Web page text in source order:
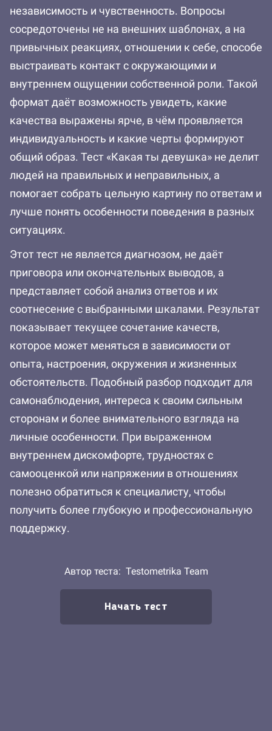
независимость и чувственность. Вопросы
сосредоточены не на внешних шаблонах, а на
привычных реакциях, отношении к себе, способе
выстраивать контакт с окружающими и
внутреннем ощущении собственной роли. Такой
формат даёт возможность увидеть, какие
качества выражены ярче, в чём проявляется
индивидуальность и какие черты формируют
общий образ. Тест «Какая ты девушка» не делит
людей на правильных и неправильных, а
помогает собрать цельную картину по ответам и
лучше понять особенности поведения в разных
ситуациях.
Этот тест не является диагнозом, не даёт
приговора или окончательных выводов, а
представляет собой анализ ответов и их
соотнесение с выбранными шкалами. Результат
показывает текущее сочетание качеств,
которое может меняться в зависимости от
опыта, настроения, окружения и жизненных
обстоятельств. Подобный разбор подходит для
самонаблюдения, интереса к своим сильным
сторонам и более внимательного взгляда на
личные особенности. При выраженном
внутреннем дискомфорте, трудностях с
самооценкой или напряжении в отношениях
полезно обратиться к специалисту, чтобы
получить более глубокую и профессиональную
поддержку.
Автор теста: Testometrika Team
Начать тест